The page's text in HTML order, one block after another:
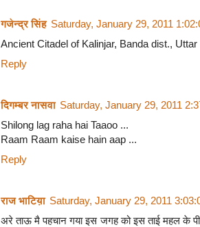
गजेन्द्र सिंह Saturday, January 29, 2011
Ancient Citadel of Kalinjar, Banda dist.,
Reply
दिगम्बर नासवा Saturday, January 29, 2011
Shilong lag raha hai Taaoo ...
Raam Raam kaise hain aap ...
Reply
राज भाटिय़ा Saturday, January 29, 2011
अरे ताऊ मै पहचान गया इस जगह को इस ताई महल के